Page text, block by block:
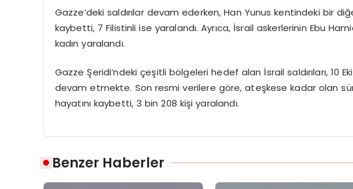
Gazze’deki saldırılar devam ederken, Han Yunus kentindeki bir
kaybetti, 7 Filistinli ise yaralandı. Ayrıca, İsrail askerlerinin Ebu
kadın yaralandı.
Gazze Şeridi’ndeki çeşitli bölgeleri hedef alan İsrail saldırıları, 10
devam etmekte. Son resmi verilere göre, ateşkese kadar olan
hayatını kaybetti, 3 bin 208 kişi yaralandı.
Benzer Haberler